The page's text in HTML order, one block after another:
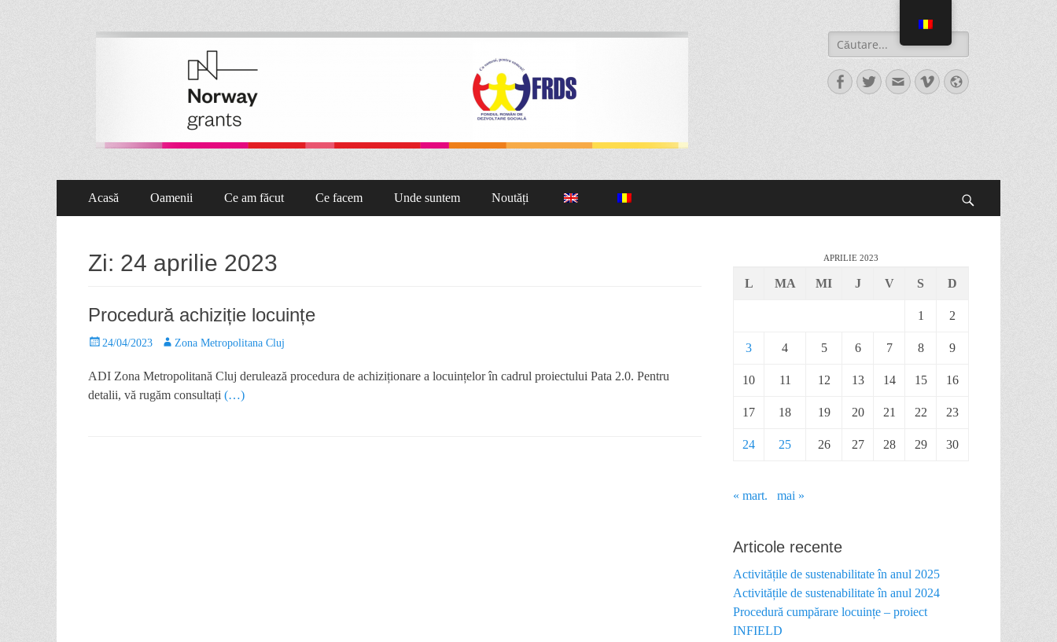
Proiect Pata 2.0
Acasă Oamenii Ce am făcut Ce facem Unde suntem Noutăți
Zi: 24 aprilie 2023
Procedură achiziție locuințe
24/04/2023 Zona Metropolitana Cluj
ADI Zona Metropolitană Cluj derulează procedura de achiziționare a locuințelor în cadrul proiectului Pata 2.0. Pentru
detalii, vă rugăm consultați (…)
APRILIE 2023
L MA MI J V S D
1 2
3 4 5 6 7 8 9
10 11 12 13 14 15 16
17 18 19 20 21 22 23
24 25 26 27 28 29 30
« mart. mai »
Articole recente
Activitățile de sustenabilitate în anul 2025
Activitățile de sustenabilitate în anul 2024
Procedură cumpărare locuințe – proiect
INFIELD